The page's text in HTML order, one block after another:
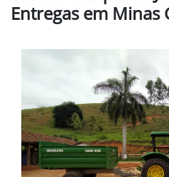
Entregas em Minas